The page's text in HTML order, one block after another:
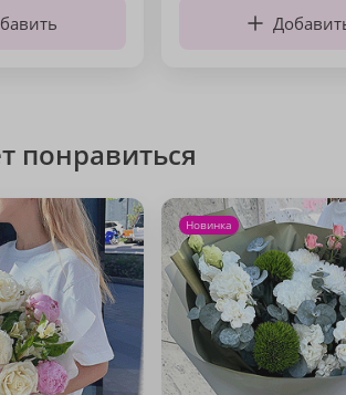
понравиться
Новинка